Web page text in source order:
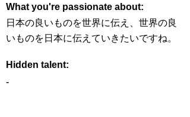
What you're passionate about:
日本の良いものを世界に伝え、世界の良
いものを日本に伝えていきたいですね。
Hidden talent:
-